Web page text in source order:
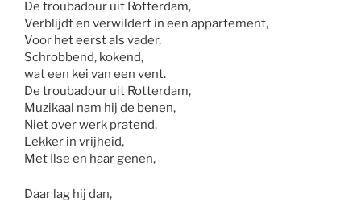
De troubadour uit Rotterdam,
Verblijdt en verwildert in een appartement,
Voor het eerst als vader,
Schrobbend, kokend,
wat een kei van een vent.
De troubadour uit Rotterdam,
Muzikaal nam hij de benen,
Niet over werk pratend,
Lekker in vrijheid,
Met Ilse en haar genen,
Daar lag hij dan,